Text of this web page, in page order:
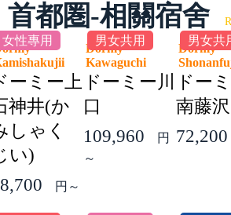
首都圏-相關宿舍
女性專用
ーミー上
神井(か
しゃく
い)
円～
男女共用
Dormy
Kawaguchi
ドーミー川
口
109,960
円
～
男女共
Dormy
ドー
南藤沢
72,200